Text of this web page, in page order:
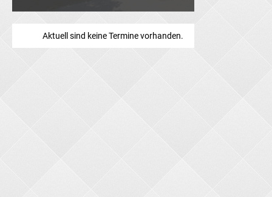
Aktuell sind keine Termine vorhanden.